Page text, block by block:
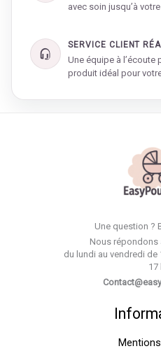
avec soin jusqu’à
SERVICE CLIENT
Une équipe à l’écoute
produit idéal pour
Une question ?
Nous répondons
du lundi au vendredi de
17